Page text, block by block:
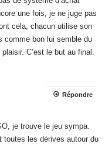
je trouve le jeu sympa.
toutes les dérives autour du
que on pouvait
(sur lequel tout le
par la manière “normale”.
absolument aucun
pour Niantic.